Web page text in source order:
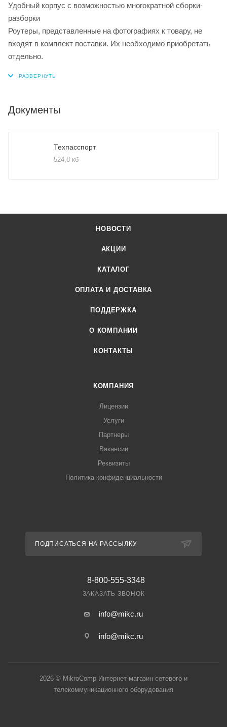
Удобный корпус с возможностью многократной сборки-
разборки
Роутеры, представленные на фотографиях к товару, не
входят в комплект поставки. Их необходимо приобретать
отдельно.
Документы
Техпасспорт
524,8 кб
НОВОСТИ
АКЦИИ
КАТАЛОГ
ОПЛАТА И ДОСТАВКА
ПОДДЕРЖКА
О КОМПАНИИ
КОНТАКТЫ
КОМПАНИЯ
Лицензии
Услуги
Партнеры
Вакансии
Реквизиты
Политика конфиденциальности
ПОДПИСАТЬСЯ НА РАССЫЛКУ
8-800-555-3348
ЗАКАЗАТЬ ЗВОНОК
info@mikc.ru
info@mikc.ru
2026 © MikroComp Интернет-магазин сетевого и
телекоммуникационного оборудования